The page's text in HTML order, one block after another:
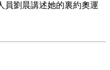
員劉晨講述她的裏約奧運